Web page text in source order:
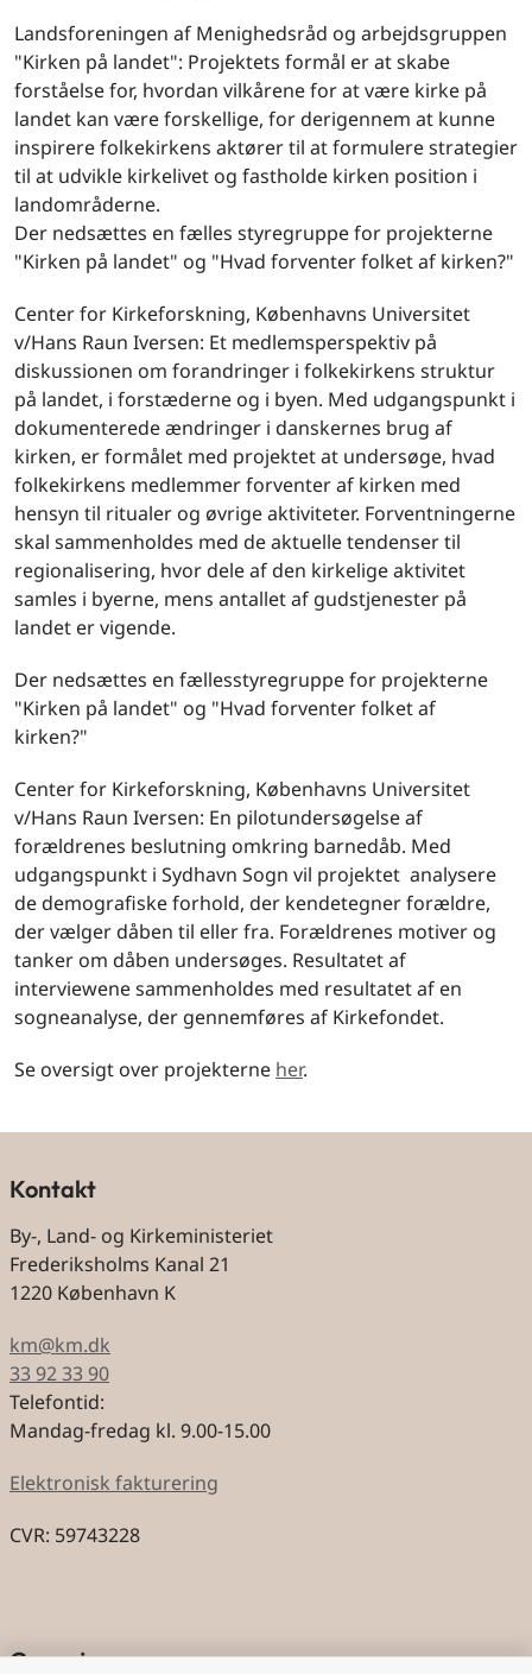
Landsforeningen af Menighedsråd og arbejdsgruppen
"Kirken på landet": Projektets formål er at skabe
forståelse for, hvordan vilkårene for at være kirke på
landet kan være forskellige, for derigennem at kunne
inspirere folkekirkens aktører til at formulere strategier
til at udvikle kirkelivet og fastholde kirken position i
landområderne.
Der nedsættes en fælles styregruppe for projekterne
"Kirken på landet" og "Hvad forventer folket af kirken?"
Center for Kirkeforskning, Københavns Universitet
v/Hans Raun Iversen: Et medlemsperspektiv på
diskussionen om forandringer i folkekirkens struktur
på landet, i forstæderne og i byen. Med udgangspunkt i
dokumenterede ændringer i danskernes brug af
kirken, er formålet med projektet at undersøge, hvad
folkekirkens medlemmer forventer af kirken med
hensyn til ritualer og øvrige aktiviteter. Forventningerne
skal sammenholdes med de aktuelle tendenser til
regionalisering, hvor dele af den kirkelige aktivitet
samles i byerne, mens antallet af gudstjenester på
landet er vigende.
Der nedsættes en fællesstyregruppe for projekterne
"Kirken på landet" og "Hvad forventer folket af
kirken?"
Center for Kirkeforskning, Københavns Universitet
v/Hans Raun Iversen: En pilotundersøgelse af
forældrenes beslutning omkring barnedåb. Med
udgangspunkt i Sydhavn Sogn vil projektet analysere
de demografiske forhold, der kendetegner forældre,
der vælger dåben til eller fra. Forældrenes motiver og
tanker om dåben undersøges. Resultatet af
interviewene sammenholdes med resultatet af en
sogneanalyse, der gennemføres af Kirkefondet.
Se oversigt over projekterne her.
Kontakt
By-, Land- og Kirkeministeriet
Frederiksholms Kanal 21
1220 København K
km@km.dk
33 92 33 90
Telefontid:
Mandag-fredag kl. 9.00-15.00
Elektronisk fakturering
CVR: 59743228
Genveje